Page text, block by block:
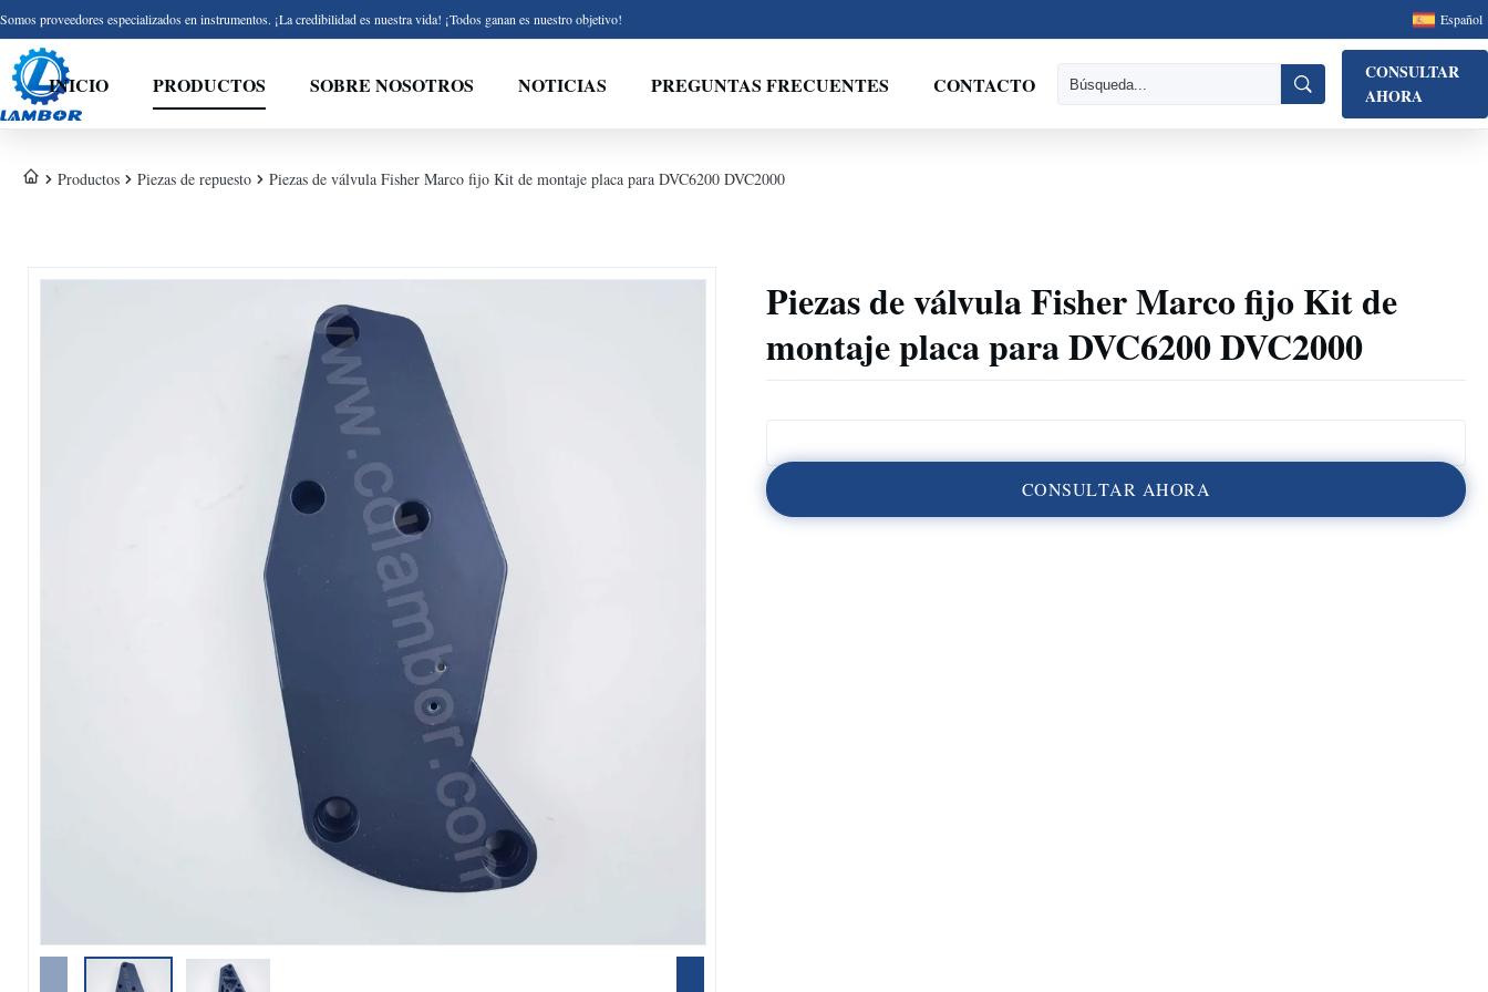
Somos proveedores especializados en instrumentos. ¡La credibilidad es nuestra vida! ¡Todos ganan es nuestro objetivo! Español
INICIO PRODUCTOS SOBRE NOSOTROS NOTICIAS PREGUNTAS FRECUENTES CONTACTO
CONSULTAR
AHORA
Productos Piezas de repuesto Piezas de válvula Fisher Marco fijo Kit de montaje placa para DVC6200 DVC2000
Piezas de válvula Fisher Marco fijo Kit de
montaje placa para DVC6200 DVC2000
CONSULTAR AHORA